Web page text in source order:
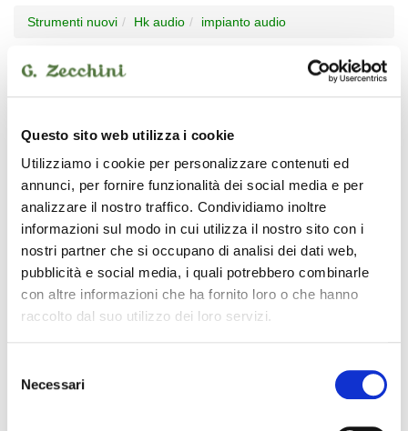
Questo sito web utilizza i cookie
Utilizziamo i cookie per personalizzare contenuti ed
annunci, per fornire funzionalità dei social media e per
analizzare il nostro traffico. Condividiamo inoltre
informazioni sul modo in cui utilizza il nostro sito con i
nostri partner che si occupano di analisi dei dati web,
pubblicità e social media, i quali potrebbero combinarle
con altre informazioni che ha fornito loro o che hanno
raccolto dal suo utilizzo dei loro servizi.
delNecessari
Strumenti nuovi Hk audio impianto audio
Hk audio - impianto
audio
HK AUDIO
impianto audio Lucas nano
HK AUDIO